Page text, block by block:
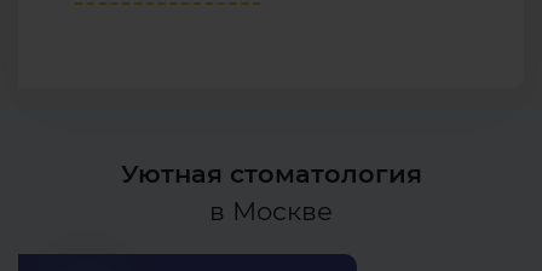
Уютная стоматология
в Москве